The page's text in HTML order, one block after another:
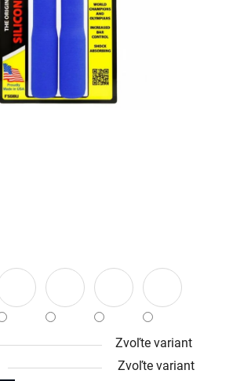
Zvoľte variant
Zvoľte variant